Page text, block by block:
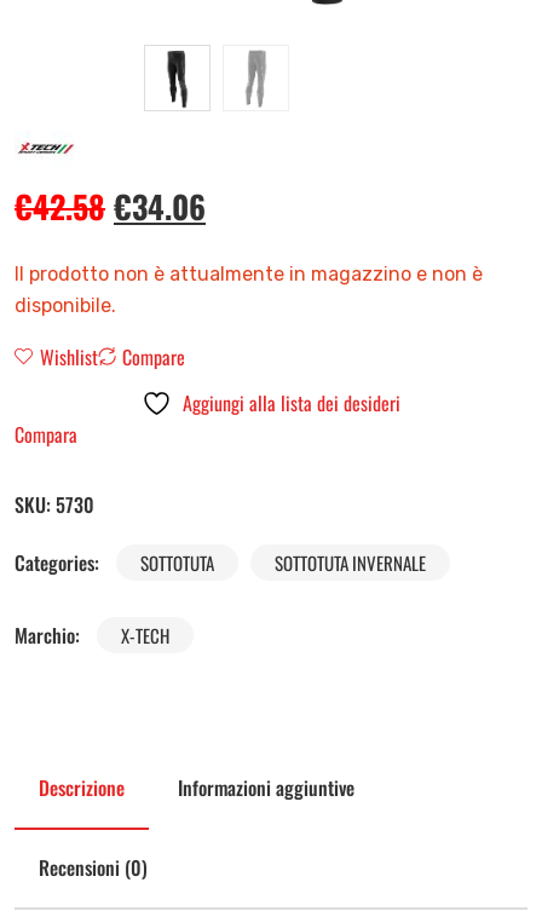
€42.58€34.06
Il prodotto non è attualmente in magazzino e non è
disponibile.
Wishlist
Compare
Aggiungi alla lista dei desideri
Compara
SKU: 5730
Categories:
SOTTOTUTA SOTTOTUTA INVERNALE
Marchio: X-TECH
Descrizione Informazioni aggiuntive
Recensioni (0)